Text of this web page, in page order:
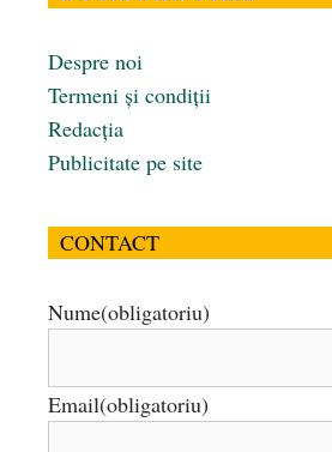
Despre noi
Termeni și condiții
Redacția
Publicitate pe site
CONTACT
Nume(obligatoriu)
Email(obligatoriu)